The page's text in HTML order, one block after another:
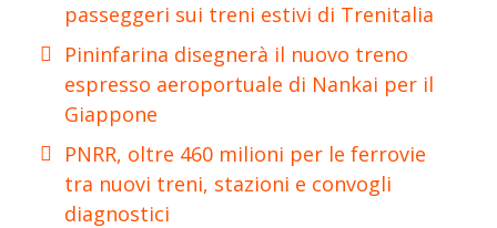
passeggeri sui treni estivi di Trenitalia
Pininfarina disegnerà il nuovo treno
espresso aeroportuale di Nankai per il
Giappone
PNRR, oltre 460 milioni per le ferrovie
tra nuovi treni, stazioni e convogli
diagnostici